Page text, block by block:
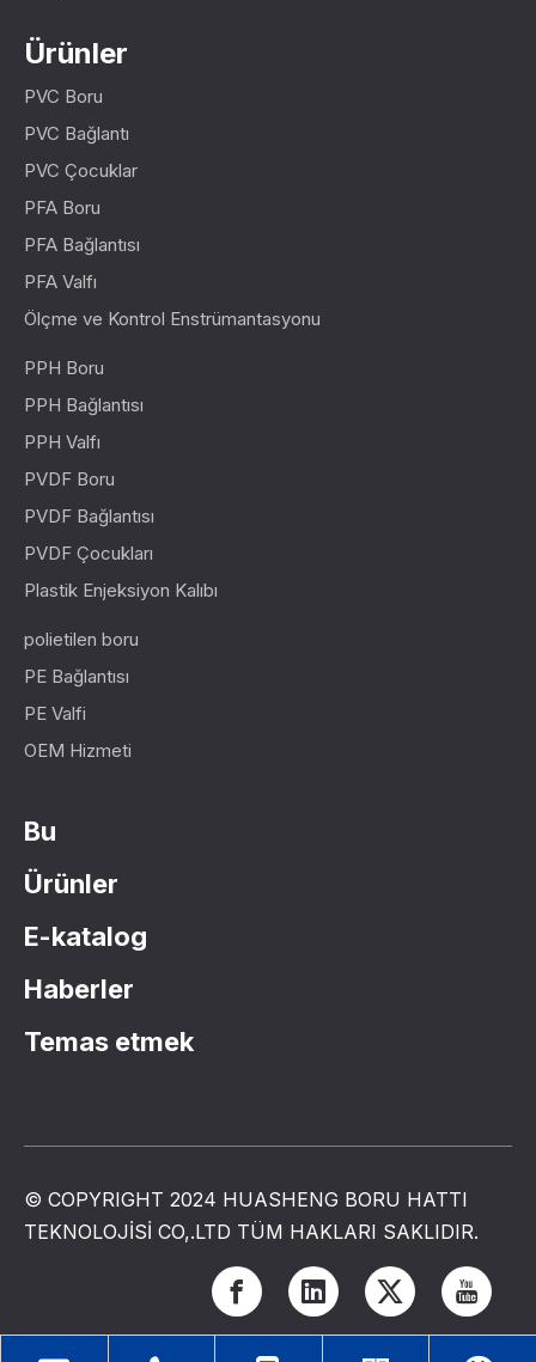
Ürünler
PVC Boru
PVC Bağlantı
PVC Çocuklar
PFA Boru
PFA Bağlantısı
PFA Valfı
Ölçme ve Kontrol Enstrümantasyonu
PPH Boru
PPH Bağlantısı
PPH Valfı
PVDF Boru
PVDF Bağlantısı
PVDF Çocukları
Plastik Enjeksiyon Kalıbı
polietilen boru
PE Bağlantısı
PE Valfi
OEM Hizmeti
Bu
Ürünler
E-katalog
Haberler
Temas etmek
© COPYRIGHT 2024 HUASHENG BORU HATTI
TEKNOLOJİSİ CO,.LTD TÜM HAKLARI SAKLIDIR.